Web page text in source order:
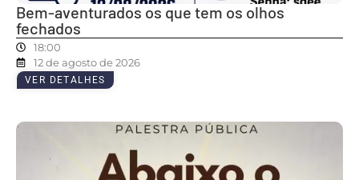
Bem-aventurados os que tem os olhos
fechados
18:00
12 de agosto de 2026
VER DETALHES